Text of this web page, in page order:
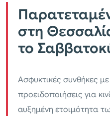
στη
το
Ασφυκτικές συνθήκες
προειδοποιήσεις για
αυξημένη ετοιμότητα